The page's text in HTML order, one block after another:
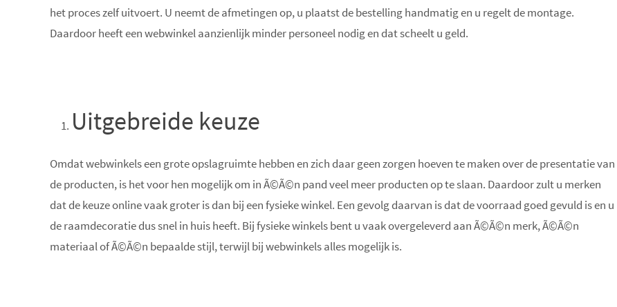
het proces zelf uitvoert. U neemt de afmetingen op, u plaatst de bestelling handmatig en u regelt de montage.
Daardoor heeft een webwinkel aanzienlijk minder personeel nodig en dat scheelt u geld.
Uitgebreide keuze
Omdat webwinkels een grote opslagruimte hebben en zich daar geen zorgen hoeven te maken over de presentatie van
de producten, is het voor hen mogelijk om in Ã©Ã©n pand veel meer producten op te slaan. Daardoor zult u merken
dat de keuze online vaak groter is dan bij een fysieke winkel. Een gevolg daarvan is dat de voorraad goed gevuld is en u
de raamdecoratie dus snel in huis heeft. Bij fysieke winkels bent u vaak overgeleverd aan Ã©Ã©n merk, Ã©Ã©n
materiaal of Ã©Ã©n bepaalde stijl, terwijl bij webwinkels alles mogelijk is.